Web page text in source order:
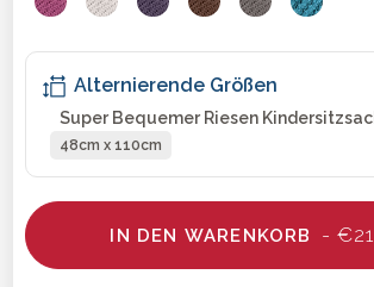
Alternierende Größen
Super Bequemer Riesen
48cm x 110cm
IN DEN WARENKORB -